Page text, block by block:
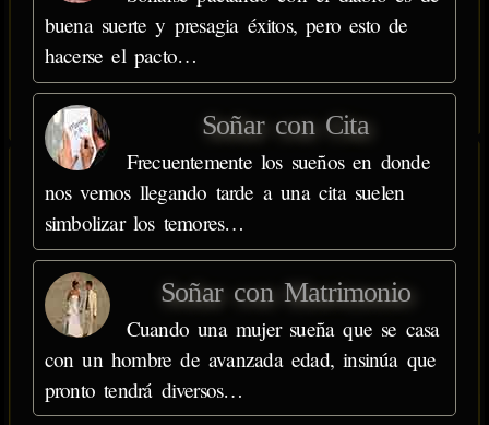
buena suerte y presagia éxitos, pero esto de
hacerse el pacto…
Soñar con Cita
Frecuentemente los sueños en donde
nos vemos llegando tarde a una cita suelen
simbolizar los temores…
Soñar con Matrimonio
Cuando una mujer sueña que se casa
con un hombre de avanzada edad, insinúa que
pronto tendrá diversos…